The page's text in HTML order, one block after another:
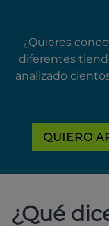
¿Quieres
diferentes
analizado
QUIERO
¿Qué